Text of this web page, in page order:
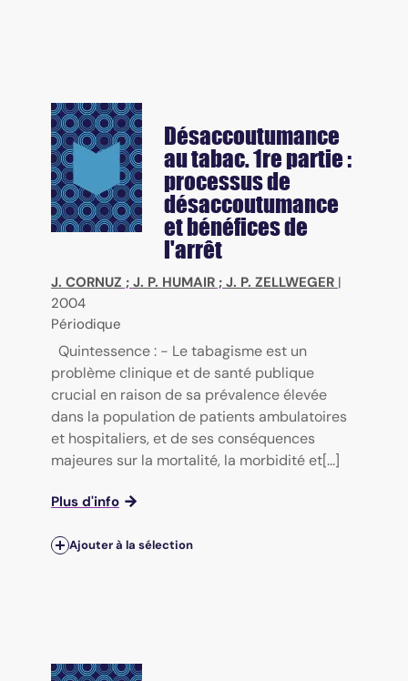
Désaccoutumance
au tabac. 1re partie :
processus de
désaccoutumance
et bénéfices de
l'arrêt
J. CORNUZ ; J. P. HUMAIR ; J. P. ZELLWEGER |
2004
Périodique
Quintessence : - Le tabagisme est un
problème clinique et de santé publique
crucial en raison de sa prévalence élevée
dans la population de patients ambulatoires
et hospitaliers, et de ses conséquences
majeures sur la mortalité, la morbidité et[...]
Plus d'info
Ajouter à la sélection